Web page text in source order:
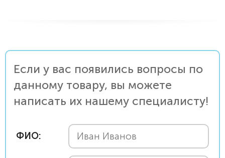
Если у вас появились вопросы по
данному товару, вы можете
написать их нашему специалисту!
ФИО: